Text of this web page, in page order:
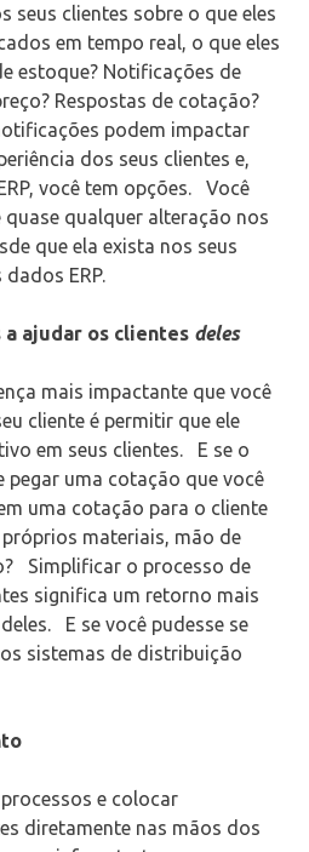
seus clientes sobre o que eles
em tempo real, o que eles
estoque? Notificações de
Respostas de cotação?
podem impactar
dos seus clientes e,
você tem opções.
Você
qualquer alteração nos
que ela exista nos seus
ERP.
ajudar os clientes deles
mais impactante que você
cliente é permitir que ele
em seus clientes.
E se o
pegar uma cotação que você
uma cotação para o cliente
materiais, mão de
Simplificar o processo de
significa um retorno mais
E se você pudesse se
sistemas de distribuição
e colocar
diretamente nas mãos dos